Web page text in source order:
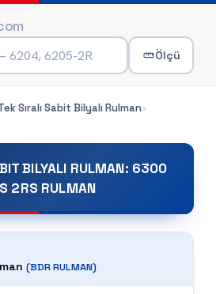
Ölçü
Sıralı Sabit Bilyalı Rulman›
BILYALI RULMAN: 6300
2RS RULMAN
(BDRRULMAN)